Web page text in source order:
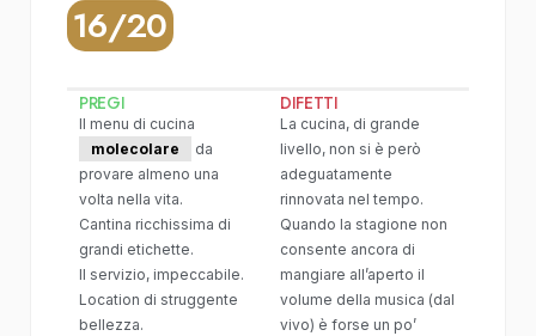
16/20
PREGI
Il menu di cucina
molecolare
da
provare almeno una
volta nella vita.
Cantina ricchissima di
grandi etichette.
Il servizio, impeccabile.
Location di struggente
bellezza.
DIFETTI
La cucina, di grande
livello, non si è però
adeguatamente
rinnovata nel tempo.
Quando la stagione non
consente ancora di
mangiare all’aperto il
volume della musica (dal
vivo) è forse un po’